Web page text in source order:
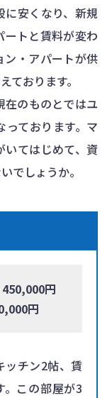
に安くなり、新規
トと賃料が変わ
ン・アパートが供
ております。
在のものとではユ
っております。マ
いてはじめて、資
でしょうか。
円
円
ッチン2帖、賃
この部屋が3